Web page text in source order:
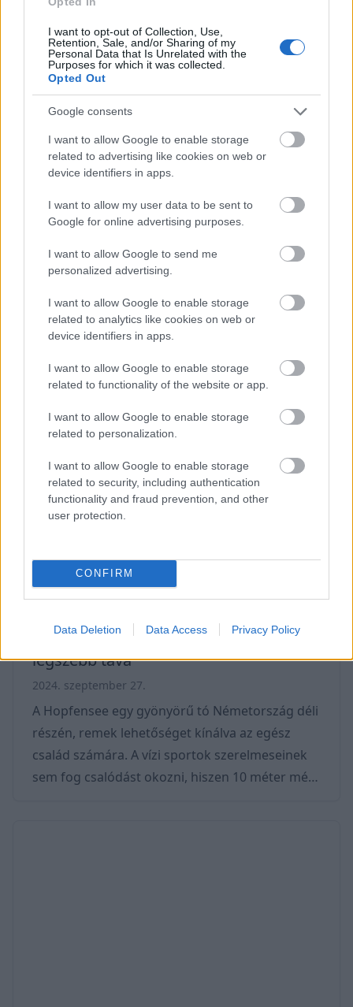
I want to opt-out of Collection, Use,
Retention, Sale, and/or Sharing of my
Personal Data that Is Unrelated with the
Purposes for which it was collected.
Opted Out
Google consents
I want to allow Google to enable storage
related to advertising like cookies on web or
device identifiers in apps.
I want to allow my user data to be sent to
Google for online advertising purposes.
I want to allow Google to send me
personalized advertising.
I want to allow Google to enable storage
related to analytics like cookies on web or
device identifiers in apps.
I want to allow Google to enable storage
related to functionality of the website or app.
I want to allow Google to enable storage
related to personalization.
I want to allow Google to enable storage
related to security, including authentication
functionality and fraud prevention, and other
user protection.
CONFIRM
Data Deletion Data Access Privacy Policy
Egyedülálló szépsége a Fátra szimbólumává és a
szlovák tájfotózás kedvelt alanyává tette. 1610
méter tengerszint feletti magasságban
található. Éles, masszív sziluettjét gyakran
koronához vagy erődítményhez hasonlítják. A
hegy túlnyomórészt mészkőből áll, ami drámai
sziklaképződményeit és meredek lejtőit adja
legszebb tavának nyomában
A Csórréti (vagy Csórréti) víztározó a Kékestető
lábától nem messze helyezkedik el a Mátrában.
mesterségesen lett létrehozva. A helybéliek és a
Különlegessége, hogy vizét patakok táplálják,
azt is érdemes tudni róla, hogy Magyarország
egyik legmagasabban fekvő tava. 1970-es
években kapta meg a ma kialakított helyét.
vízhozamát pedig a
Hopfensee - Bajorország egyik
legszebb tava
2024. szeptember 27.
A Hopfensee egy gyönyörű tó Németország déli
részén, remek lehetőséget kínálva az egész
család számára. A vízi sportok szerelmeseinek
sem fog csalódást okozni, hiszen 10 méter mély.